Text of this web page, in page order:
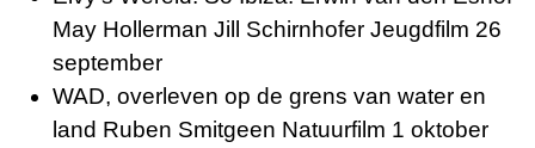
May Hollerman Jill Schirnhofer Jeugdfilm 26
september
WAD, overleven op de grens van water en
land Ruben Smitgeen Natuurfilm 1 oktober